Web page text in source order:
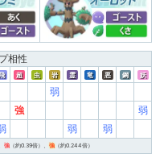
士のCTを比較する
制できるのか、また、
等が判断しやすい。
で用語解説
相性
超 虫 岩 霊 竜 悪 鋼 妖
弱
強
弱
弱 弱
強（約0.39倍）、 強（約0.244倍）